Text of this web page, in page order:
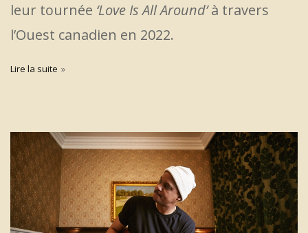
leur tournée ‘Love Is All Around’à travers
l’Ouest canadien en 2022.
Lire la suite